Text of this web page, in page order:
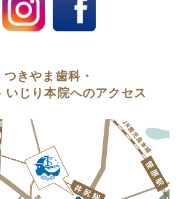
つきやま歯科・
いじり本院へのアクセス